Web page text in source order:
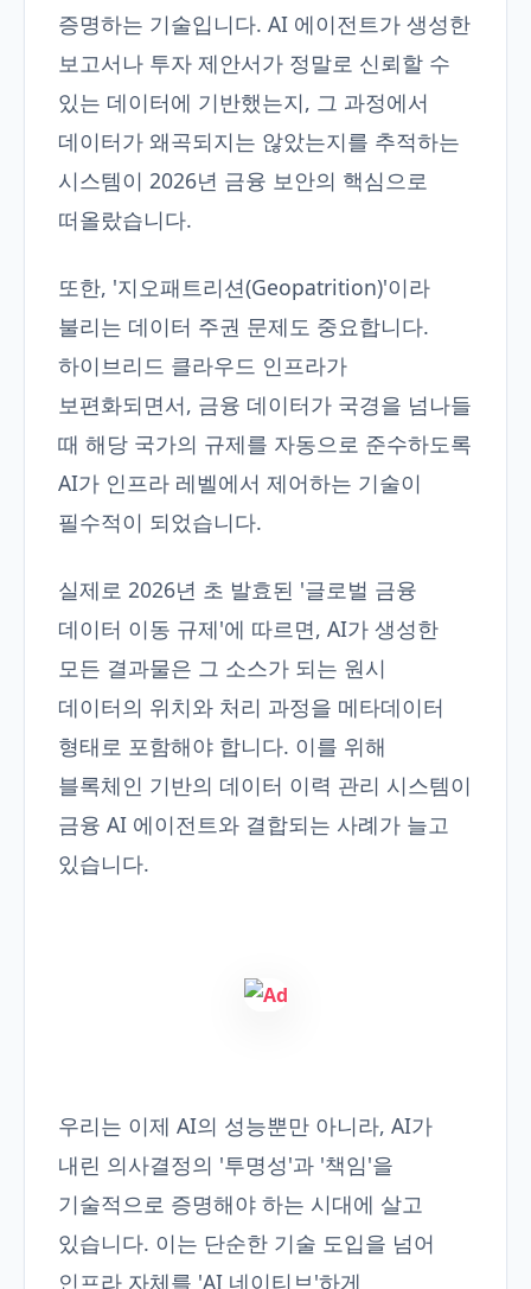
증명하는 기술입니다. AI 에이전트가 생성한
보고서나 투자 제안서가 정말로 신뢰할 수
있는 데이터에 기반했는지, 그 과정에서
데이터가 왜곡되지는 않았는지를 추적하는
시스템이 2026년 금융 보안의 핵심으로
떠올랐습니다.
또한, '지오패트리션(Geopatrition)'이라
불리는 데이터 주권 문제도 중요합니다.
하이브리드 클라우드 인프라가
보편화되면서, 금융 데이터가 국경을 넘나들
때 해당 국가의 규제를 자동으로 준수하도록
AI가 인프라 레벨에서 제어하는 기술이
필수적이 되었습니다.
실제로 2026년 초 발효된 '글로벌 금융
데이터 이동 규제'에 따르면, AI가 생성한
모든 결과물은 그 소스가 되는 원시
데이터의 위치와 처리 과정을 메타데이터
형태로 포함해야 합니다. 이를 위해
블록체인 기반의 데이터 이력 관리 시스템이
금융 AI 에이전트와 결합되는 사례가 늘고
있습니다.
우리는 이제 AI의 성능뿐만 아니라, AI가
내린 의사결정의 '투명성'과 '책임'을
기술적으로 증명해야 하는 시대에 살고
있습니다. 이는 단순한 기술 도입을 넘어
인프라 자체를 'AI 네이티브'하게